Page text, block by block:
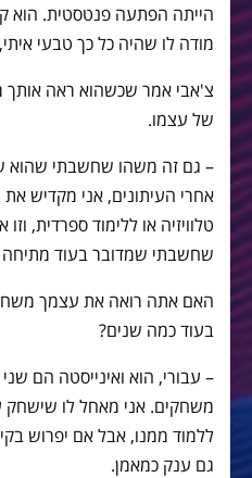
הייתה הפתעה פנטסטית. הוא
מודה לו שהיה כל כך טבעי
צ'אבי אמר שכשהוא ראה
של עצמו.
– גם זה משהו שחשבתי שהוא
אחרי העיתונים, אני מקדיש את
טלוויזיה או ללימוד ספרדית,
שחשבתי שמדובר בעוד מתיחה
האם אתה רואה את עצמך
בעוד כמה שנים?
– עבורי, הוא ואינייסטה הם
משחקים. אני מאחל לו שישחק
ללמוד ממנו, אבל אם יפרוש
גם ענק כמאמן.